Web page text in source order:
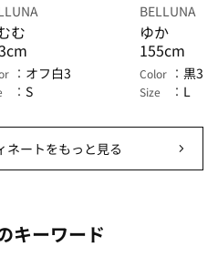
む
オフ白3
S
BELLUNA
ゆか
155cm
Color 黒3
Size L
ネートをもっと見る
キーワード